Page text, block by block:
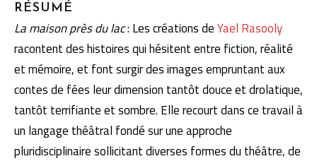
RÉSUMÉ
La maison près du lac: Les créations deYael Rasooly
racontent des histoires qui hésitent entre fiction, réalité
et mémoire, et font surgir des images empruntant aux
contes de fées leur dimension tantôt douce et drolatique,
tantôt terrifiante et sombre. Elle recourt dans ce travail à
un langage théâtral fondé sur une approche
pluridisciplinaire sollicitant diverses formes du théâtre, de